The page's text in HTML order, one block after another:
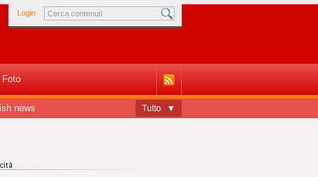
Login
Foto
news Tutto ▼